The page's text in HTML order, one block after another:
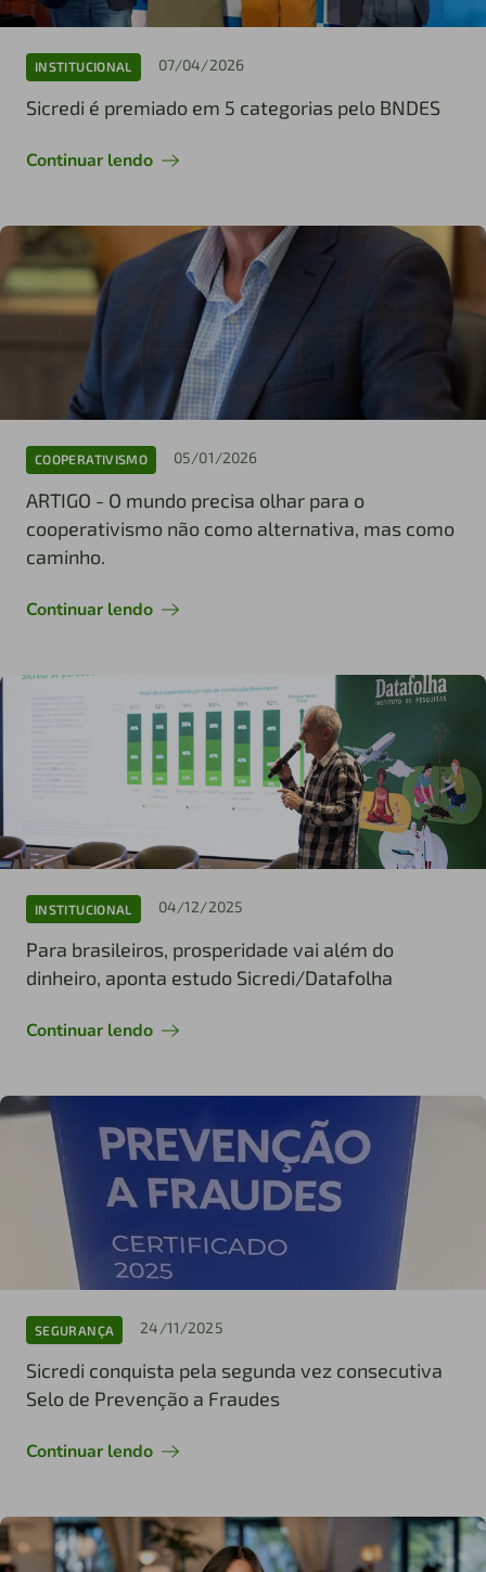
INSTITUCIONAL 07/04/2026
Sicredi é premiado em 5 categorias pelo BNDES
Continuar lendo
COOPERATIVISMO 05/01/2026
ARTIGO - O mundo precisa olhar para o
cooperativismo não como alternativa, mas como
caminho.
Continuar lendo
INSTITUCIONAL 04/12/2025
Para brasileiros, prosperidade vai além do
dinheiro, aponta estudo Sicredi/Datafolha
Continuar lendo
SEGURANÇA 24/11/2025
Sicredi conquista pela segunda vez consecutiva
Selo de Prevenção a Fraudes
Continuar lendo